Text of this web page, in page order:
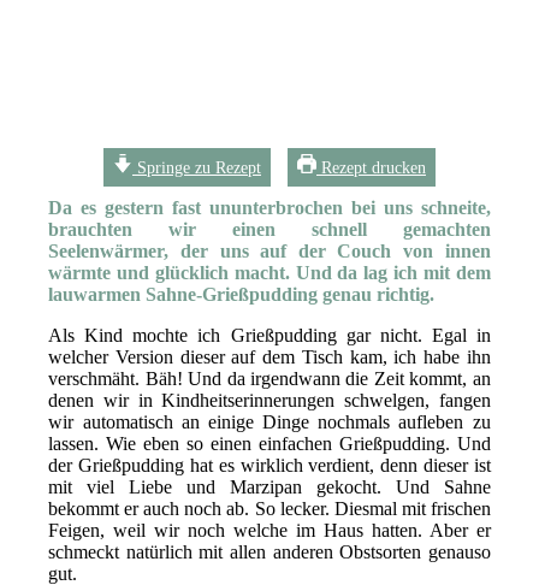
Springe zu Rezept Rezept drucken
Da es gestern fast ununterbrochen bei uns schneite,
brauchten wir einen schnell gemachten
Seelenwärmer, der uns auf der Couch von innen
wärmte und glücklich macht. Und da lag ich mit dem
lauwarmen Sahne-Grießpudding genau richtig.
Als Kind mochte ich Grießpudding gar nicht. Egal in
welcher Version dieser auf dem Tisch kam, ich habe ihn
verschmäht. Bäh! Und da irgendwann die Zeit kommt, an
denen wir in Kindheitserinnerungen schwelgen, fangen
wir automatisch an einige Dinge nochmals aufleben zu
lassen. Wie eben so einen einfachen Grießpudding. Und
der Grießpudding hat es wirklich verdient, denn dieser ist
mit viel Liebe und Marzipan gekocht. Und Sahne
bekommt er auch noch ab. So lecker. Diesmal mit frischen
Feigen, weil wir noch welche im Haus hatten. Aber er
schmeckt natürlich mit allen anderen Obstsorten genauso
gut.